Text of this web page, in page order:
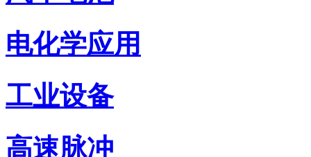
电化学应用
工业设备
高速脉冲